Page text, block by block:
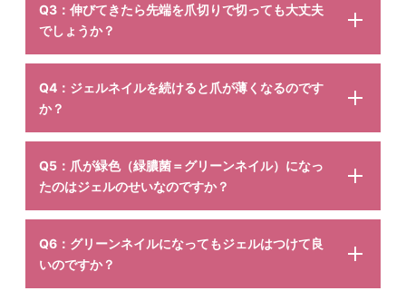
Q3：伸びてきたら先端を爪切りで切っても大丈夫
でしょうか？
Q4：ジェルネイルを続けると爪が薄くなるのです
か？
Q5：爪が緑色（緑膿菌＝グリーンネイル）になっ
たのはジェルのせいなのですか？
Q6：グリーンネイルになってもジェルはつけて良
いのですか？